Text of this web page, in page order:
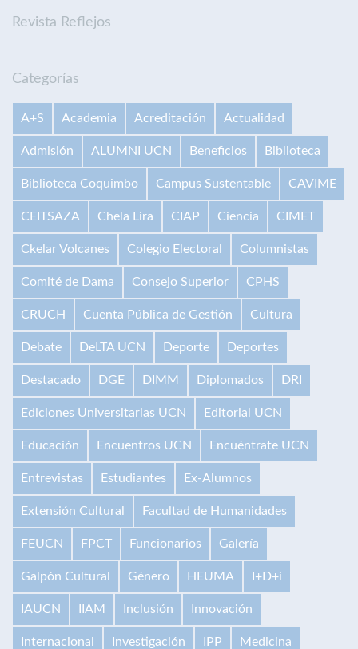
Revista Reflejos
Categorías
A+S Academia Acreditación Actualidad
Admisión ALUMNI UCN Beneficios Biblioteca
Biblioteca Coquimbo Campus Sustentable CAVIME
CEITSAZA Chela Lira CIAP Ciencia CIMET
Ckelar Volcanes Colegio Electoral Columnistas
Comité de Dama Consejo Superior CPHS
CRUCH Cuenta Pública de Gestión Cultura
Debate DeLTA UCN Deporte Deportes
Destacado DGE DIMM Diplomados DRI
Ediciones Universitarias UCN Editorial UCN
Educación Encuentros UCN Encuéntrate UCN
Entrevistas Estudiantes Ex-Alumnos
Extensión Cultural Facultad de Humanidades
FEUCN FPCT Funcionarios Galería
Galpón Cultural Género HEUMA I+D+i
IAUCN IIAM Inclusión Innovación
Internacional Investigación IPP Medicina